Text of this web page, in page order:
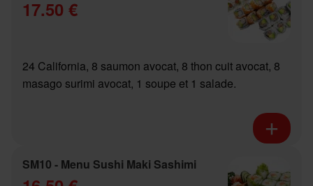
17.50 €
24 California, 8 saumon avocat, 8 thon cuit avocat, 8
masago surimi avocat, 1 soupe et 1 salade.
SM10 - Menu Sushi Maki Sashimi